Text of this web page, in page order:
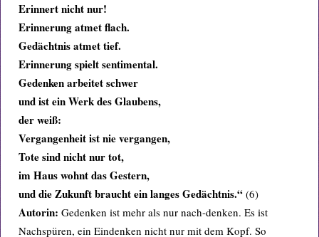
Erinnert nicht nur!
Erinnerung atmet flach.
Gedächtnis atmet tief.
Erinnerung spielt sentimental.
Gedenken arbeitet schwer
und ist ein Werk des Glaubens,
der weiß:
Vergangenheit ist nie vergangen,
Tote sind nicht nur tot,
im Haus wohnt das Gestern,
und die Zukunft braucht ein langes Gedächtnis.“ (6)
Autorin: Gedenken ist mehr als nur nach-denken. Es ist
Nachspüren, ein Eindenken nicht nur mit dem Kopf. So